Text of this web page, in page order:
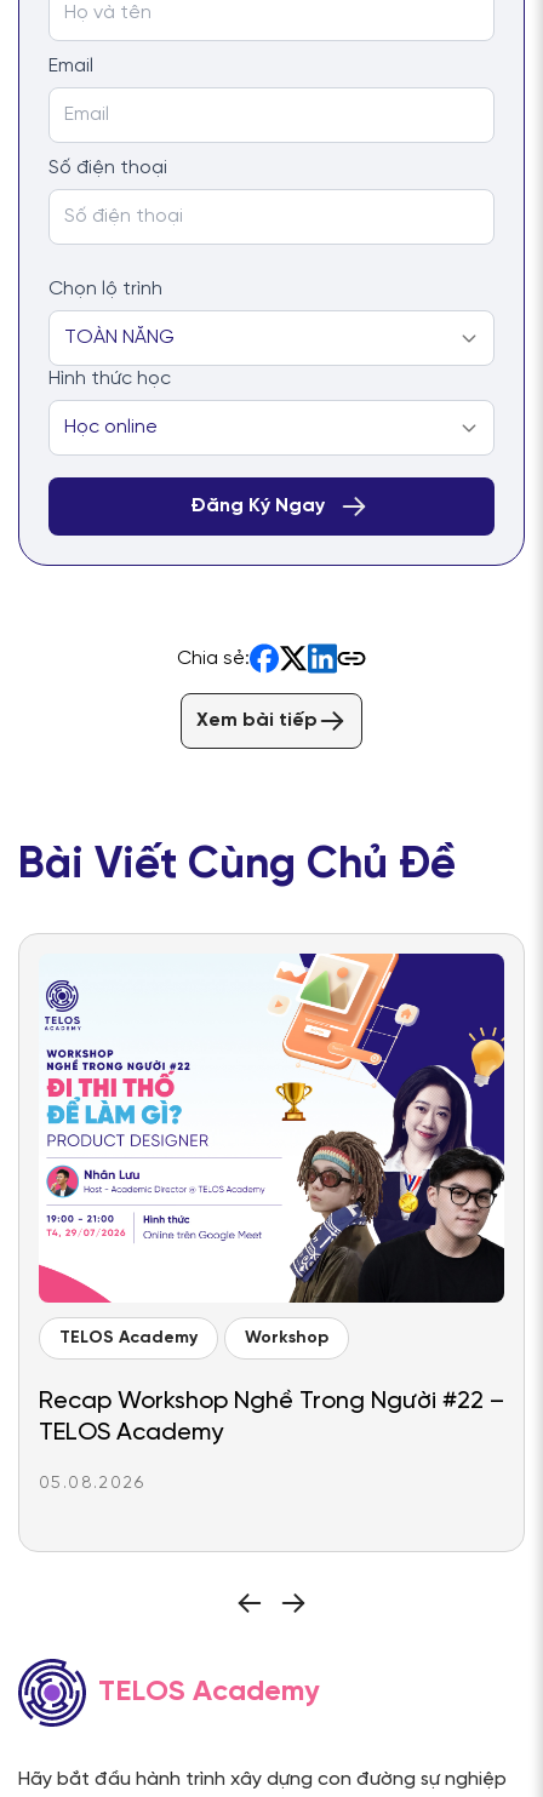
Email
Số điện thoại
Chọn lộ trình
Hình thức học
Chia sẻ:
Xem bài tiếp
Bài Viết Cùng Chủ Đề
TELOS Academy Workshop
Recap Workshop Nghề Trong Người #22 –
TELOS Academy
05.08.2026
TELOS Academy
Hãy bắt đầu hành trình xây dựng con đường sự nghiệp